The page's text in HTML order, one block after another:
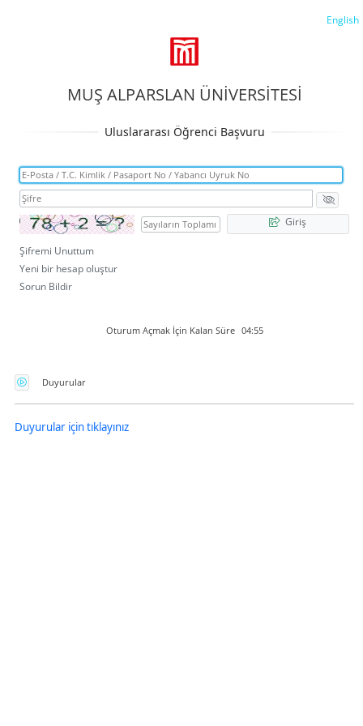
English
MUŞ ALPARSLAN ÜNİVERSİTESİ
Giriş
Şifremi Unuttum
Yeni bir hesap oluştur
Sorun Bildir
Oturum Açmak İçin Kalan Süre 04:55
Güvenlik Kodunu Seslendirme Düğmesini Açmak İçin Enter tuşuna basınız
Duyurular
Duyurular için tıklayınız